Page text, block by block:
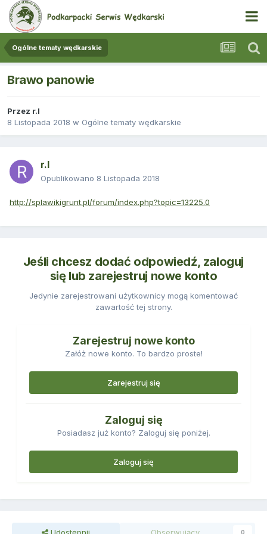
Ogólne tematy wędkarskie
Brawo panowie
Przez r.l
8 Listopada 2018 w Ogólne tematy wędkarskie
r.l
Opublikowano 8 Listopada 2018
http://splawikigrunt.pl/forum/index.php?topic=13225.0
Jeśli chcesz dodać odpowiedź, zaloguj
się lub zarejestruj nowe konto
Jedynie zarejestrowani użytkownicy mogą komentować
zawartość tej strony.
Zarejestruj nowe konto
Załóż nowe konto. To bardzo proste!
Zarejestruj się
Zaloguj się
Posiadasz już konto? Zaloguj się poniżej.
Zaloguj się
0